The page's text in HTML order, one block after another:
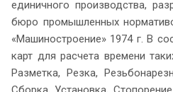
единичного производства,
бюро промышленных
«Машиностроение» 1974 г. В
карт для расчета времени
Разметка, Резка,